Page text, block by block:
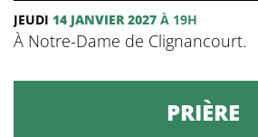
JEUDI 14 JANVIER 2027 À 19H
À Notre-Dame de Clignancourt.
PRIÈRE